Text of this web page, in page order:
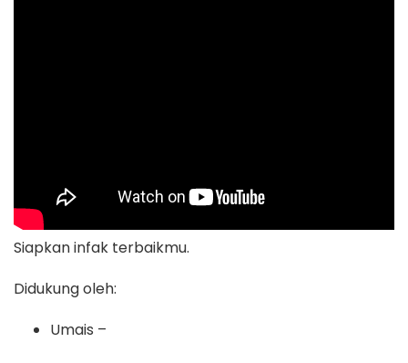
Siapkan infak terbaikmu.
Didukung oleh:
Umais –